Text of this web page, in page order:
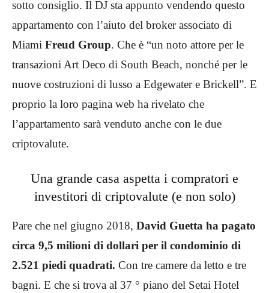
sotto consiglio. Il DJ sta appunto vendendo questo
appartamento con l’aiuto del broker associato di
Miami Freud Group. Che è “un noto attore per le
transazioni Art Deco di South Beach, nonché per le
nuove costruzioni di lusso a Edgewater e Brickell”. E
proprio la loro pagina web ha rivelato che
l’appartamento sarà venduto anche con le due
criptovalute.
Una grande casa aspetta i compratori e
investitori di criptovalute (e non solo)
Pare che nel giugno 2018, David Guetta ha pagato
circa 9,5 milioni di dollari per il condominio di
2.521 piedi quadrati. Con tre camere da letto e tre
bagni. E che si trova al 37 ° piano del Setai Hotel